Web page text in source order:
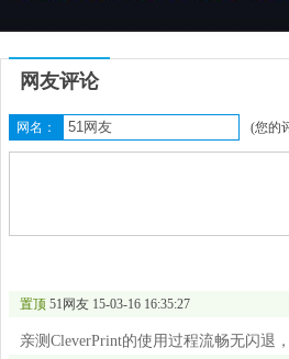
网友评论
网名： (您的
置顶 51网友 15-03-16 16:35:27
亲测CleverPrint的使用过程流畅无闪退